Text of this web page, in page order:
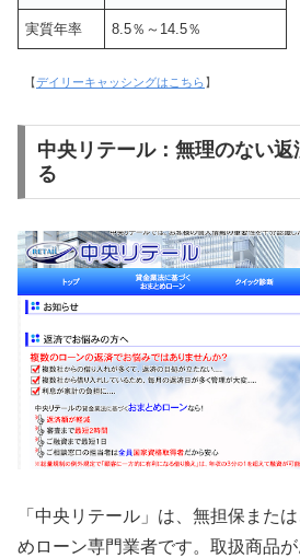
実質年率 8.5％～14.5％
【デイリーキャッシングはこちら】
中央リテール：無理のない返
る
「中央リテール」は、無担保また
めローン専門業者です。取扱商品